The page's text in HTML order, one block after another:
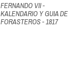
FERNANDO VII -
KALENDARIO Y GUIA DE
FORASTEROS - 1817